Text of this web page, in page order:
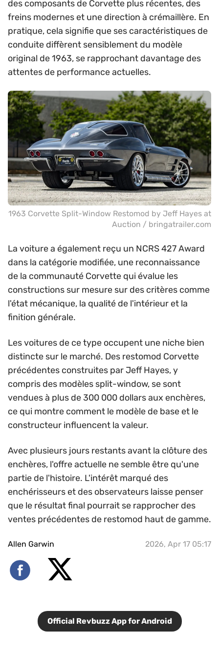
des composants de Corvette plus récentes, des
freins modernes et une direction à crémaillère. En
pratique, cela signifie que ses caractéristiques de
conduite diffèrent sensiblement du modèle
original de 1963, se rapprochant davantage des
attentes de performance actuelles.
1963 Corvette Split-Window Restomod by Jeff Hayes at
Auction / bringatrailer.com
La voiture a également reçu un NCRS 427 Award
dans la catégorie modifiée, une reconnaissance
de la communauté Corvette qui évalue les
constructions sur mesure sur des critères comme
l'état mécanique, la qualité de l'intérieur et la
finition générale.
Les voitures de ce type occupent une niche bien
distincte sur le marché. Des restomod Corvette
précédentes construites par Jeff Hayes, y
compris des modèles split-window, se sont
vendues à plus de 300 000 dollars aux enchères,
ce qui montre comment le modèle de base et le
constructeur influencent la valeur.
Avec plusieurs jours restants avant la clôture des
enchères, l'offre actuelle ne semble être qu'une
partie de l'histoire. L'intérêt marqué des
enchérisseurs et des observateurs laisse penser
que le résultat final pourrait se rapprocher des
ventes précédentes de restomod haut de gamme.
Allen Garwin 2026, Apr 17 05:17
Official Revbuzz App for Android